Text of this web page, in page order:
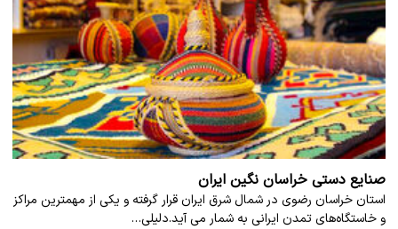
صنایع دستی خراسان نگین ایران
استان خراسان رضوی در شمال شرق ایران قرار گرفته و یکی از مهمترین مراکز
و خاستگاه‌های تمدن ایرانی به شمار می آید.دلیلی…